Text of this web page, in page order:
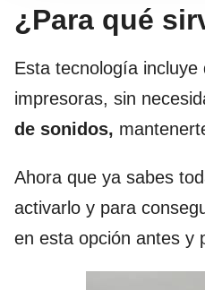
¿Para qué
Esta tecnología
impresoras, sin
de sonidos,
Ahora que ya sabes
activarlo y para
en esta opción antes y